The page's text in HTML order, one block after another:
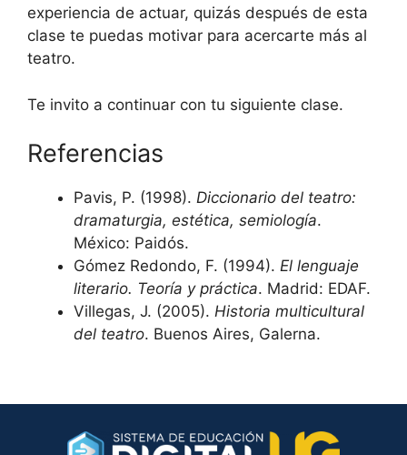
experiencia de actuar, quizás después de esta
clase te puedas motivar para acercarte más al
teatro.
Te invito a continuar con tu siguiente clase.
Referencias
Pavis, P. (1998). Diccionario del teatro:
dramaturgia, estética, semiología.
México: Paidós.
Gómez Redondo, F. (1994). El lenguaje
literario. Teoría y práctica. Madrid: EDAF.
Villegas, J. (2005). Historia multicultural
del teatro. Buenos Aires, Galerna.